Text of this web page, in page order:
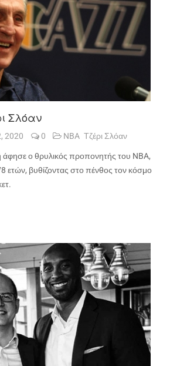
Σλόαν
2020 0 NBA Τζέρι Σλόαν
άφησε ο θρυλικός προπονητής του NBA,
ετών, βυθίζοντας στο πένθος τον κόσμο